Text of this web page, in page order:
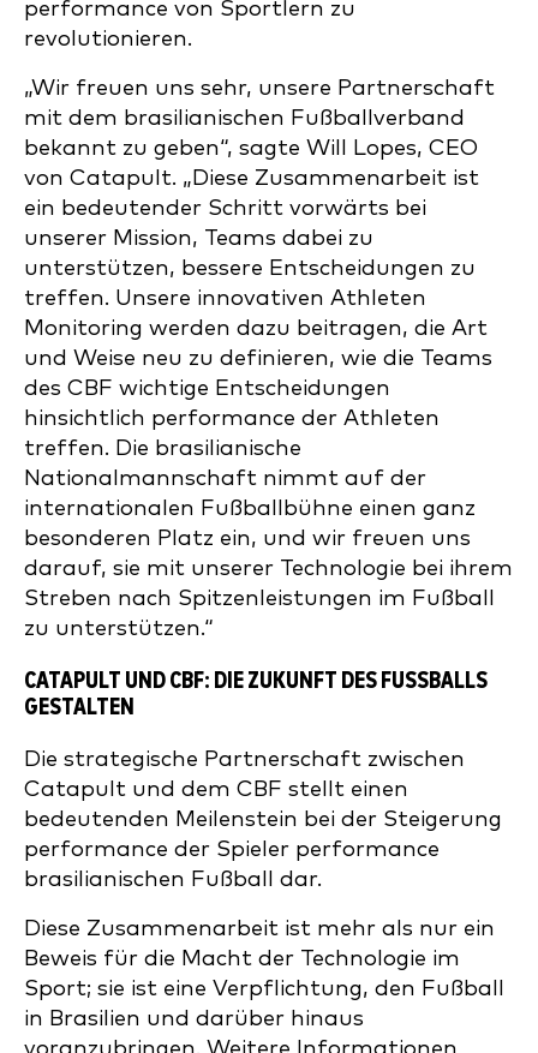
performance von Sportlern zu
revolutionieren.
„Wir freuen uns sehr, unsere Partnerschaft
mit dem brasilianischen Fußballverband
bekannt zu geben“, sagte Will Lopes, CEO
von Catapult. „Diese Zusammenarbeit ist
ein bedeutender Schritt vorwärts bei
unserer Mission, Teams dabei zu
unterstützen, bessere Entscheidungen zu
treffen. Unsere innovativen Athleten
Monitoring werden dazu beitragen, die Art
und Weise neu zu definieren, wie die Teams
des CBF wichtige Entscheidungen
hinsichtlich performance der Athleten
treffen. Die brasilianische
Nationalmannschaft nimmt auf der
internationalen Fußballbühne einen ganz
besonderen Platz ein, und wir freuen uns
darauf, sie mit unserer Technologie bei ihrem
Streben nach Spitzenleistungen im Fußball
zu unterstützen.“
CATAPULT UND CBF: DIE ZUKUNFT DES FUSSBALLS G
ESTALTEN
Die strategische Partnerschaft zwischen
Catapult und dem CBF stellt einen
bedeutenden Meilenstein bei der Steigerung
performance der Spieler performance
brasilianischen Fußball dar.
Diese Zusammenarbeit ist mehr als nur ein
Beweis für die Macht der Technologie im
Sport; sie ist eine Verpflichtung, den Fußball
in Brasilien und darüber hinaus
voranzubringen. Weitere Informationen